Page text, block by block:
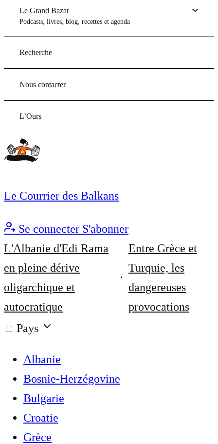
Le Grand Bazar
Podcasts, livres, blog, recettes et agenda
Recherche
Nous contacter
L’Ours
Le Courrier des Balkans
Se connecter S'abonner
L'Albanie d'Edi Rama
en pleine dérive
oligarchique et
autocratique
Entre Grèce et
Turquie, les
dangereuses
provocations
Pays
Albanie
Bosnie-Herzégovine
Bulgarie
Croatie
Grèce